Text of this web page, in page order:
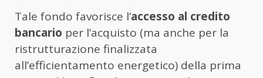
Tale fondo favorisce l’accesso al credito
bancario per l’acquisto (ma anche per la
ristrutturazione finalizzata
all’efficientamento energetico) della prima